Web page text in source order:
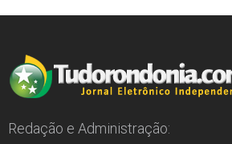
Redação e Administração: